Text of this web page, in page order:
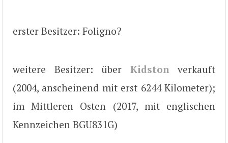
erster Besitzer: Foligno?
weitere Besitzer: über Kidston verkauft
(2004, anscheinend mit erst 6244 Kilometer);
im Mittleren Osten (2017, mit englischen
Kennzeichen BGU831G)